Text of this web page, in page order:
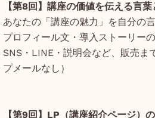
【第8回】講座の価値を伝える言
あなたの「講座の魅力」を自分の
プロフィール文・導入ストーリー
SNS・LINE・説明会など、販売
プメールなし）
【第9回】LP（講座紹介ページ）